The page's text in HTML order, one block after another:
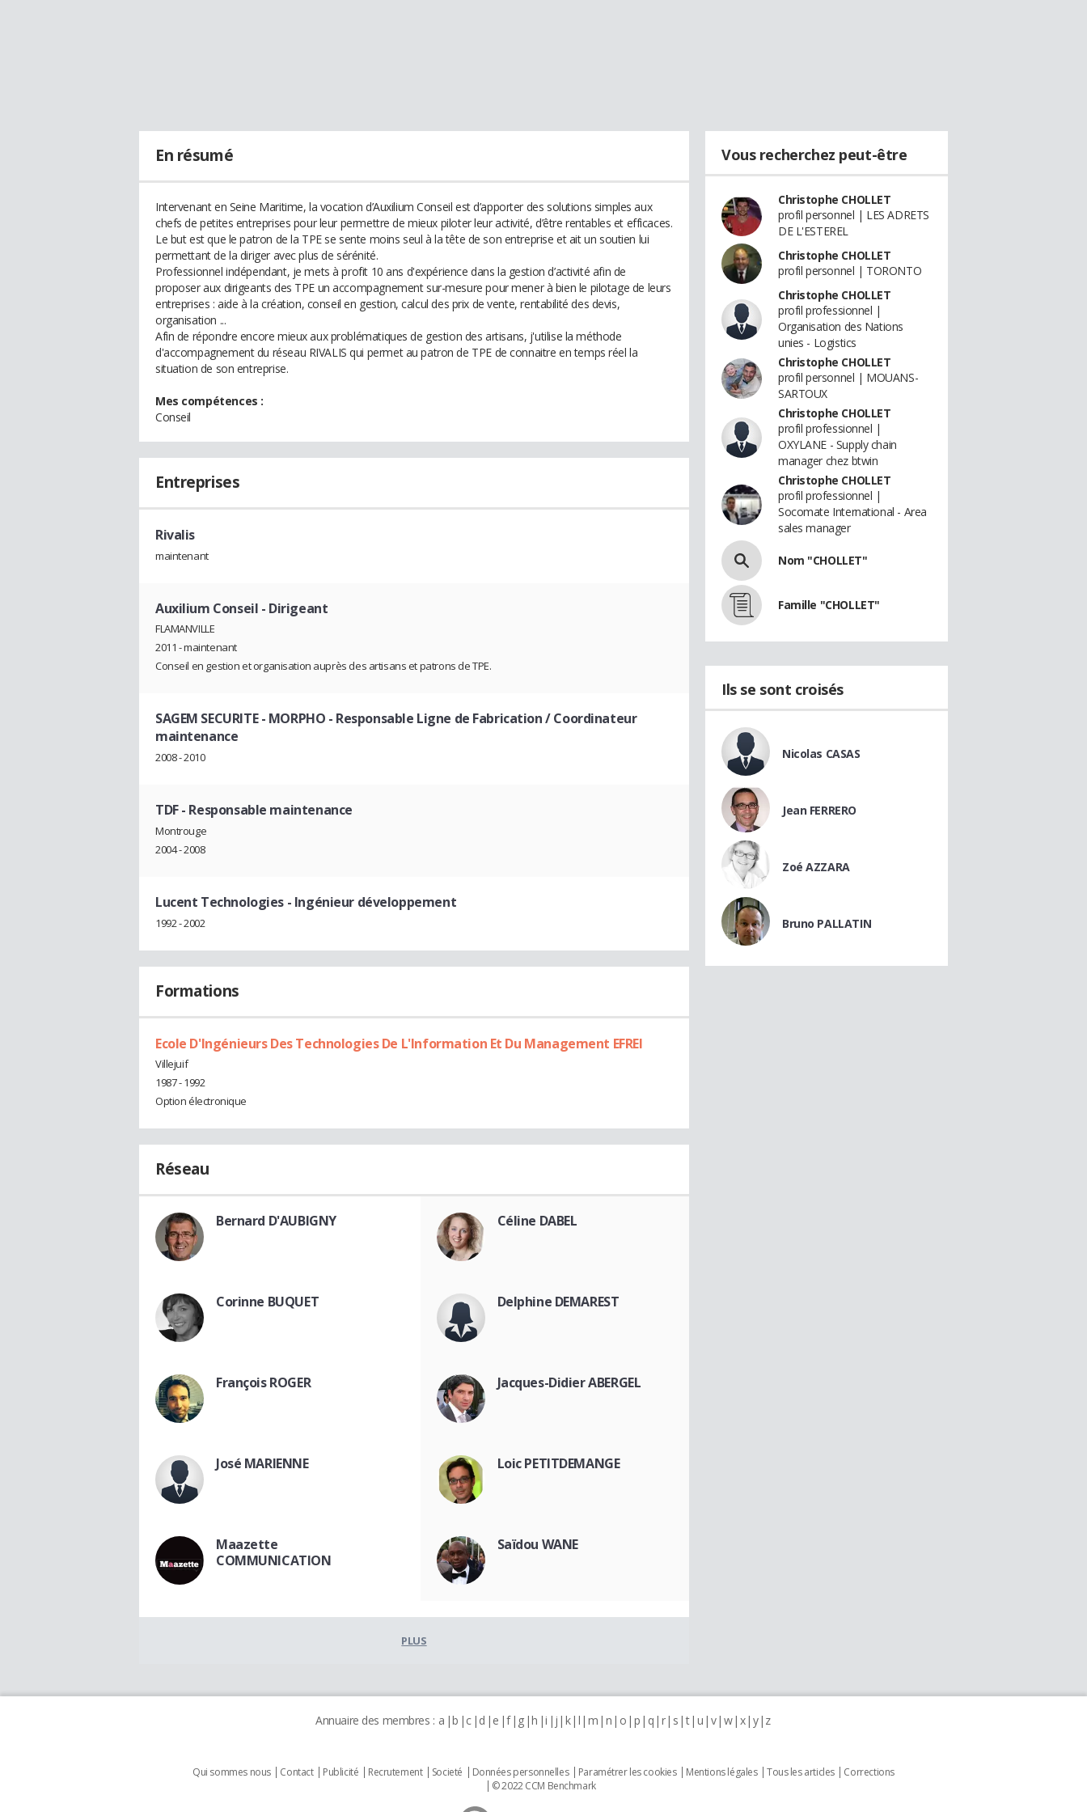
En résumé
Intervenant en Seine Maritime, la vocation d’Auxilium Conseil est d’apporter des solutions simples aux
chefs de petites entreprises pour leur permettre de mieux piloter leur activité, d’être rentables et efficaces.
Le but est que le patron de la TPE se sente moins seul à la tête de son entreprise et ait un soutien lui
permettant de la diriger avec plus de sérénité.
Professionnel indépendant, je mets à profit 10 ans d'expérience dans la gestion d’activité afin de
proposer aux dirigeants des TPE un accompagnement sur-mesure pour mener à bien le pilotage de leurs
entreprises : aide à la création, conseil en gestion, calcul des prix de vente, rentabilité des devis,
organisation ...
Afin de répondre encore mieux aux problématiques de gestion des artisans, j'utilise la méthode
d'accompagnement du réseau RIVALIS qui permet au patron de TPE de connaitre en temps réel la
situation de son entreprise.
Mes compétences :
Conseil
Entreprises
Rivalis
maintenant
Auxilium Conseil - Dirigeant
FLAMANVILLE
2011 - maintenant
Conseil en gestion et organisation auprès des artisans et patrons de TPE.
SAGEM SECURITE - MORPHO - Responsable Ligne de Fabrication / Coordinateur
maintenance
2008 - 2010
TDF- Responsable maintenance
Montrouge
2004 - 2008
Lucent Technologies - Ingénieur développement
1992 - 2002
Formations
Ecole D'Ingénieurs Des Technologies De L'Information Et Du Management EFREI
Villejuif
1987 - 1992
Option électronique
Réseau
Bernard D'AUBIGNY Céline DABEL
Corinne BUQUET Delphine DEMAREST
François ROGER Jacques-Didier ABERGEL
José MARIENNE Loic PETITDEMANGE
Maazette
COMMUNICATION
Saïdou WANE
PLUS
Vous recherchez peut-être
Christophe CHOLLET
profil personnel | LES ADRETS
DE L'ESTEREL
Christophe CHOLLET
profil personnel | TORONTO
Christophe CHOLLET
profil professionnel |
Organisation des Nations
unies - Logistics
Christophe CHOLLET
profil personnel | MOUANS-
SARTOUX
Christophe CHOLLET
profil professionnel |
OXYLANE - Supply chain
manager chez btwin
Christophe CHOLLET
profil professionnel |
Socomate International - Area
sales manager
Nom "CHOLLET"
Famille "CHOLLET"
Ils se sont croisés
Nicolas CASAS
Jean FERRERO
Zoé AZZARA
Bruno PALLATIN
Annuaire des membres : a b c d e f g h i j k l m n o p q r s t u v w x y z
Qui sommes nous Contact Publicité Recrutement Societé Données personnelles Paramétrer les cookies Mentions légales Tous les articles
Corrections
© 2022 CCM Benchmark